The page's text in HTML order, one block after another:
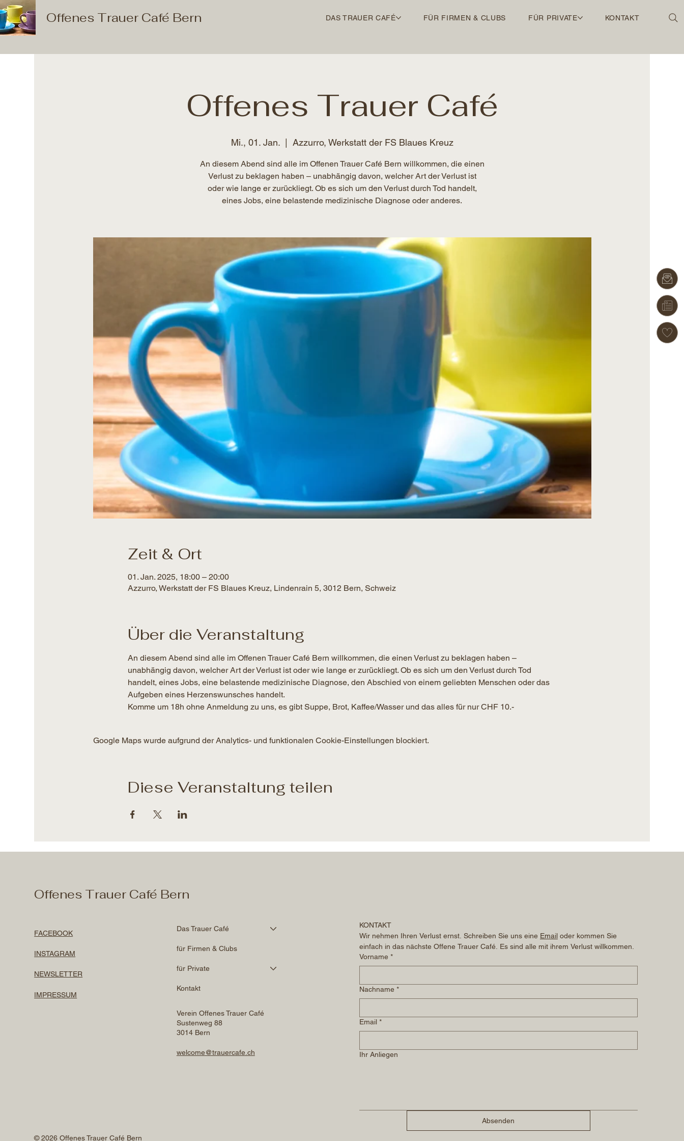
DAS TRAUER CAFÉ FÜR FIRMEN & CLUBS FÜR PRIVATE KONTAKT
Offenes Trauer Café Bern
Offenes Trauer Café
Mi., 01. Jan.
  |
Azzurro, Werkstatt der FS Blaues Kreuz
An diesem Abend sind alle im Offenen Trauer Café Bern willkommen, die einen
Verlust zu beklagen haben – unabhängig davon, welcher Art der Verlust ist
oder wie lange er zurückliegt. Ob es sich um den Verlust durch Tod handelt,
eines Jobs, eine belastende medizinische Diagnose oder anderes.
Zeit & Ort
01. Jan. 2025, 18:00 – 20:00
Azzurro, Werkstatt der FS Blaues Kreuz, Lindenrain 5, 3012 Bern, Schweiz
Über die Veranstaltung
An diesem Abend sind alle im Offenen Trauer Café Bern willkommen, die einen Verlust zu beklagen haben –
unabhängig davon, welcher Art der Verlust ist oder wie lange er zurückliegt. Ob es sich um den Verlust durch Tod
handelt, eines Jobs, eine belastende medizinische Diagnose, den Abschied von einem geliebten Menschen oder das
Aufgeben eines Herzenswunsches handelt.
Komme um 18h ohne Anmeldung zu uns, es gibt Suppe, Brot, Kaffee/Wasser und das alles für nur CHF 10.-
Google Maps wurde aufgrund der Analytics- und funktionalen Cookie-Einstellungen blockiert.
Diese Veranstaltung teilen
Offenes Trauer Café Bern
FACEBOOK
INSTAGRAM
NEWSLETTER
IMPRESSUM
Das Trauer Café
für Firmen & Clubs
für Private
Kontakt
Verein Offenes Trauer Café
Sustenweg 88
3014 Bern
welcome@trauercafe.ch
© 2026 Offenes Trauer Café Bern
KONTAKT
Wir nehmen Ihren Verlust ernst. Schreiben Sie uns eine Email oder kommen Sie
einfach in das nächste Offene Trauer Café. Es sind alle mit ihrem Verlust willkommen.
Vorname *
Nachname *
Email *
Ihr Anliegen
Absenden